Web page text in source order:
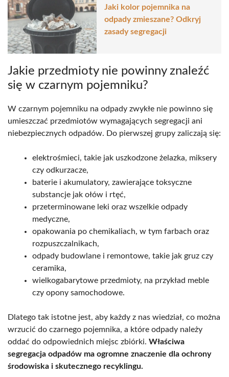
Jaki kolor pojemnika na
odpady zmieszane? Odkryj
zasady segregacji
Jakie przedmioty nie powinny znaleźć
się w czarnym pojemniku?
W czarnym pojemniku na odpady zwykłe nie powinno się
umieszczać przedmiotów wymagających segregacji ani
niebezpiecznych odpadów. Do pierwszej grupy zaliczają się:
elektrośmieci, takie jak uszkodzone żelazka, miksery
czy odkurzacze,
baterie i akumulatory, zawierające toksyczne
substancje jak ołów i rtęć,
przeterminowane leki oraz wszelkie odpady
medyczne,
opakowania po chemikaliach, w tym farbach oraz
rozpuszczalnikach,
odpady budowlane i remontowe, takie jak gruz czy
ceramika,
wielkogabarytowe przedmioty, na przykład meble
czy opony samochodowe.
Dlatego tak istotne jest, aby każdy z nas wiedział, co można
wrzucić do czarnego pojemnika, a które odpady należy
oddać do odpowiednich miejsc zbiórki. Właściwa
segregacja odpadów ma ogromne znaczenie dla ochrony
środowiska i skutecznego recyklingu.